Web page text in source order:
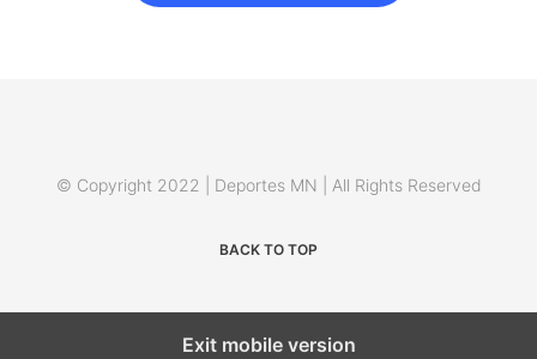
© Copyright 2022 | Deportes MN | All Rights Reserved
BACK TO TOP
Exit mobile version